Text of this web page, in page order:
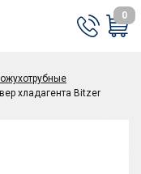
0
хладагента Bitzer